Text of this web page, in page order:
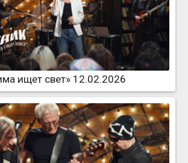
ищет свет» 12.02.2026